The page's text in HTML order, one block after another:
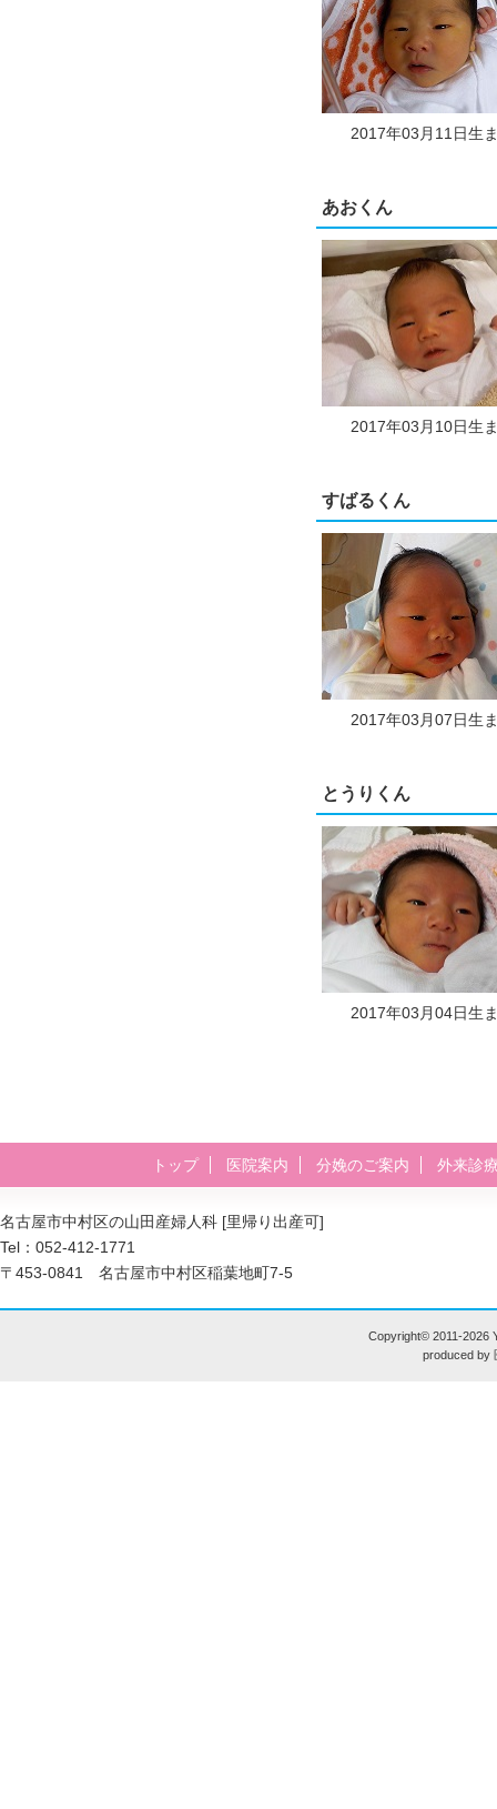
2017年03月11日生
あおくん
2017年03月10日生
すばるくん
2017年03月07日生
とうりくん
2017年03月04日生
トップ 医院案内 分娩のご案内 外来診
名古屋市中村区の山田産婦人科 [里帰り出産可]
Tel：052-412-1771
〒453-0841 名古屋市中村区稲葉地町7-5
Copyright© 2011-2026
produced by